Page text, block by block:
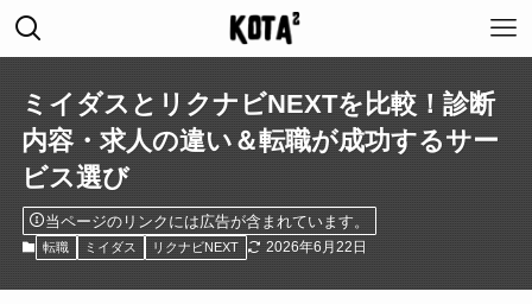
ミイダスとリクナビNEXTを比較！診断
内容・求人の違い＆転職が成功するサー
ビス選び
当ページのリンクには広告が含まれています。
転職 ミイダス リクナビNEXT 2026年6月22日